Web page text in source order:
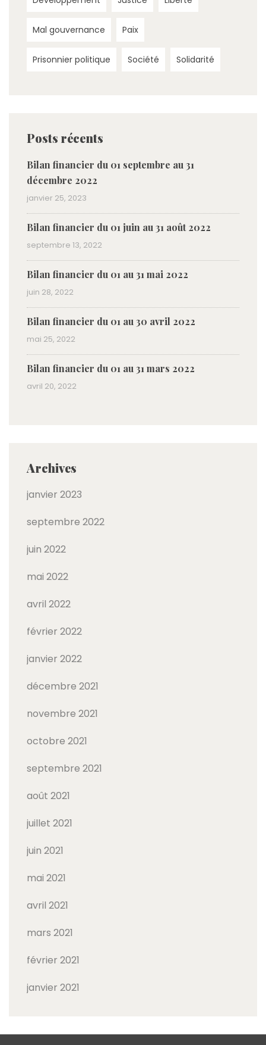
Mal gouvernance Paix
Prisonnier politique Société Solidarité
Posts récents
Bilan financier du 01 septembre au 31
décembre 2022
janvier 25, 2023
Bilan financier du 01 juin au 31 août 2022
septembre 13, 2022
Bilan financier du 01 au 31 mai 2022
juin 28, 2022
Bilan financier du 01 au 30 avril 2022
mai 25, 2022
Bilan financier du 01 au 31 mars 2022
avril 20, 2022
Archives
janvier 2023
septembre 2022
juin 2022
mai 2022
avril 2022
février 2022
janvier 2022
décembre 2021
novembre 2021
octobre 2021
septembre 2021
août 2021
juillet 2021
juin 2021
mai 2021
avril 2021
mars 2021
février 2021
janvier 2021